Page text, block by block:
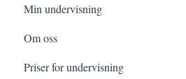
Min undervisning
Min prøvetid
Mine faste timer
Om oss
Priser for undervisning